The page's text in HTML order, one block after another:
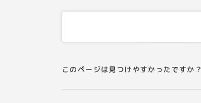
このページは見つけやすかったですか？